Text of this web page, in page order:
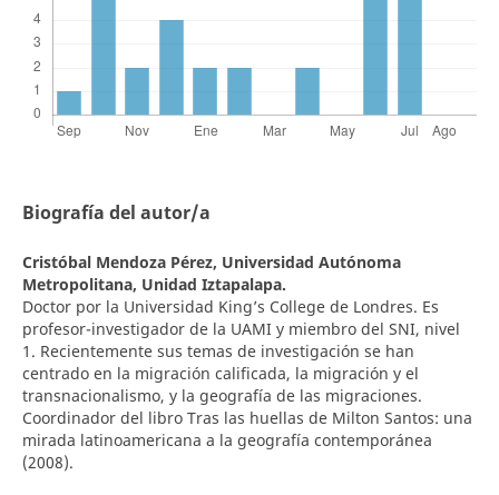
Biografía del autor/a
Cristóbal Mendoza Pérez, Universidad Autónoma
Metropolitana, Unidad Iztapalapa.
Doctor por la Universidad King’s College de Londres. Es
profesor-investigador de la UAMI y miembro del SNI, nivel
1. Recientemente sus temas de investigación se han
centrado en la migración calificada, la migración y el
transnacionalismo, y la geografía de las migraciones.
Coordinador del libro Tras las huellas de Milton Santos: una
mirada latinoamericana a la geografía contemporánea
(2008).